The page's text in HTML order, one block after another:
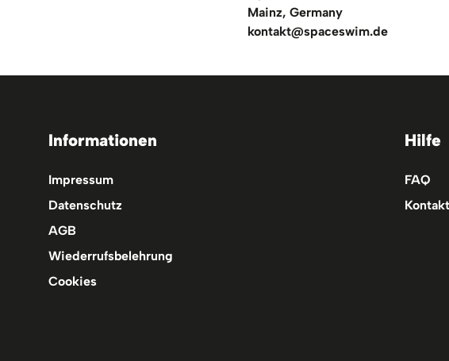
Mainz, Germany
kontakt@spaceswim.de
Informationen
Impressum
Datenschutz
AGB
Wiederrufsbelehrung
Cookies
Hilfe
FAQ
Kontakt